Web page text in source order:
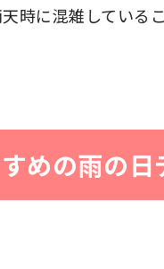
時に混雑してい
めの雨の